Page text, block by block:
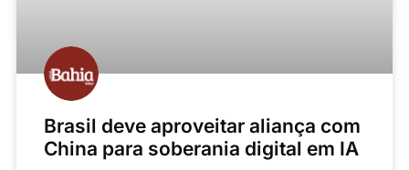
Brasil deve aproveitar aliança com
China para soberania digital em IA